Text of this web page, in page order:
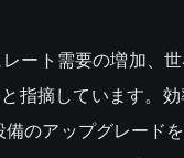
ート需要の増加、
指摘しています。
のアップグレード